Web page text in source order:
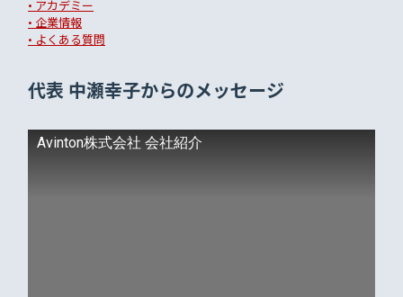
• アカデミー
• 企業情報
• よくある質問
代表 中瀬幸子からのメッセージ
Avinton株式会社 会社紹介